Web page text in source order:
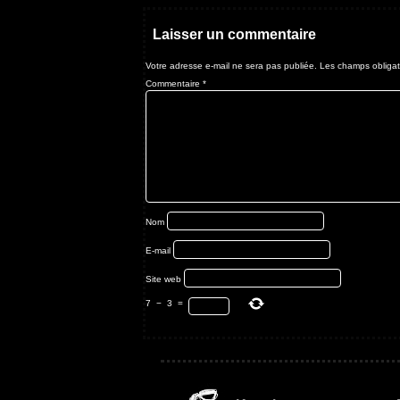
Laisser un commentaire
Votre adresse e-mail ne sera pas publiée.
Les champs
Commentaire *
Nom
E-mail
Site web
7 − 3 =